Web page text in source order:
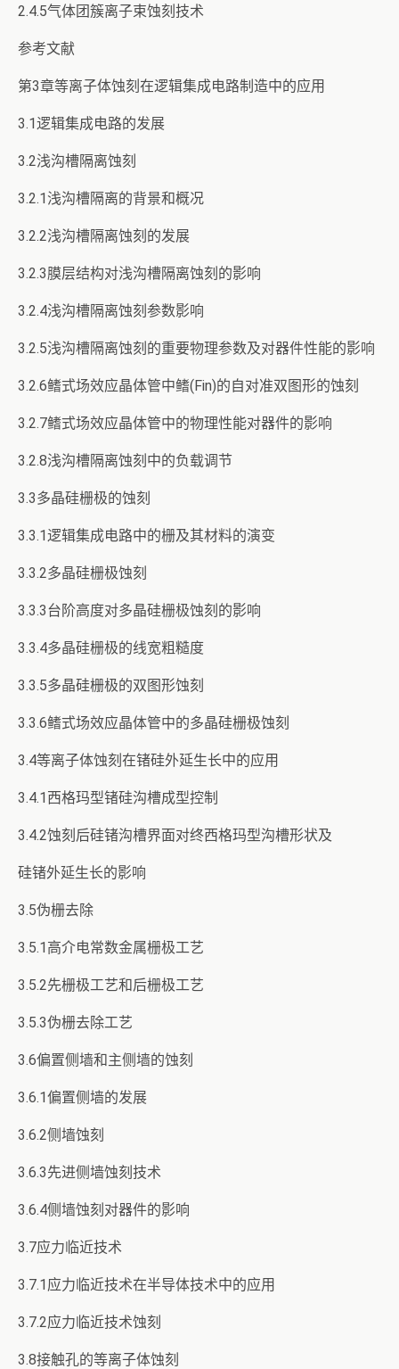
2.4.5气体团簇离子束蚀刻技术
参考文献
第3章等离子体蚀刻在逻辑集成电路制造中的应用
3.1逻辑集成电路的发展
3.2浅沟槽隔离蚀刻
3.2.1浅沟槽隔离的背景和概况
3.2.2浅沟槽隔离蚀刻的发展
3.2.3膜层结构对浅沟槽隔离蚀刻的影响
3.2.4浅沟槽隔离蚀刻参数影响
3.2.5浅沟槽隔离蚀刻的重要物理参数及对器件性能的影响
3.2.6鳍式场效应晶体管中鳍(Fin)的自对准双图形的蚀刻
3.2.7鳍式场效应晶体管中的物理性能对器件的影响
3.2.8浅沟槽隔离蚀刻中的负载调节
3.3多晶硅栅极的蚀刻
3.3.1逻辑集成电路中的栅及其材料的演变
3.3.2多晶硅栅极蚀刻
3.3.3台阶高度对多晶硅栅极蚀刻的影响
3.3.4多晶硅栅极的线宽粗糙度
3.3.5多晶硅栅极的双图形蚀刻
3.3.6鳍式场效应晶体管中的多晶硅栅极蚀刻
3.4等离子体蚀刻在锗硅外延生长中的应用
3.4.1西格玛型锗硅沟槽成型控制
3.4.2蚀刻后硅锗沟槽界面对终西格玛型沟槽形状及
硅锗外延生长的影响
3.5伪栅去除
3.5.1高介电常数金属栅极工艺
3.5.2先栅极工艺和后栅极工艺
3.5.3伪栅去除工艺
3.6偏置侧墙和主侧墙的蚀刻
3.6.1偏置侧墙的发展
3.6.2侧墙蚀刻
3.6.3先进侧墙蚀刻技术
3.6.4侧墙蚀刻对器件的影响
3.7应力临近技术
3.7.1应力临近技术在半导体技术中的应用
3.7.2应力临近技术蚀刻
3.8接触孔的等离子体蚀刻